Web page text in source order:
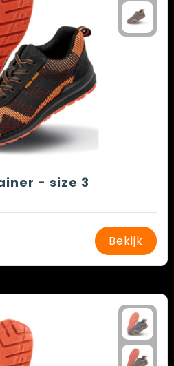
- size 3
Bekijk